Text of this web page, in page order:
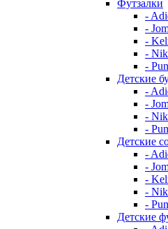
Футзалки
-
-
-
-
-
Детские
-
-
-
-
Детские
-
-
-
-
-
Детские